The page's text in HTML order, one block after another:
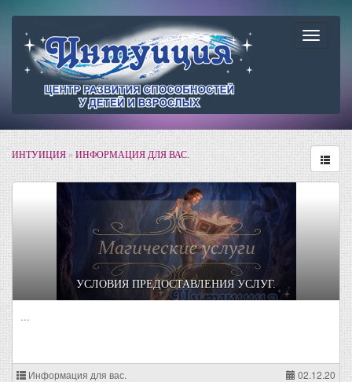
ИНТУИЦИЯ»ИНФОРМАЦИЯ ДЛЯ ВАС.
УСЛОВИЯ ПРЕДОСТАВЛЕНИЯ УСЛУГ.
...
Информация для вас. 02.12.20